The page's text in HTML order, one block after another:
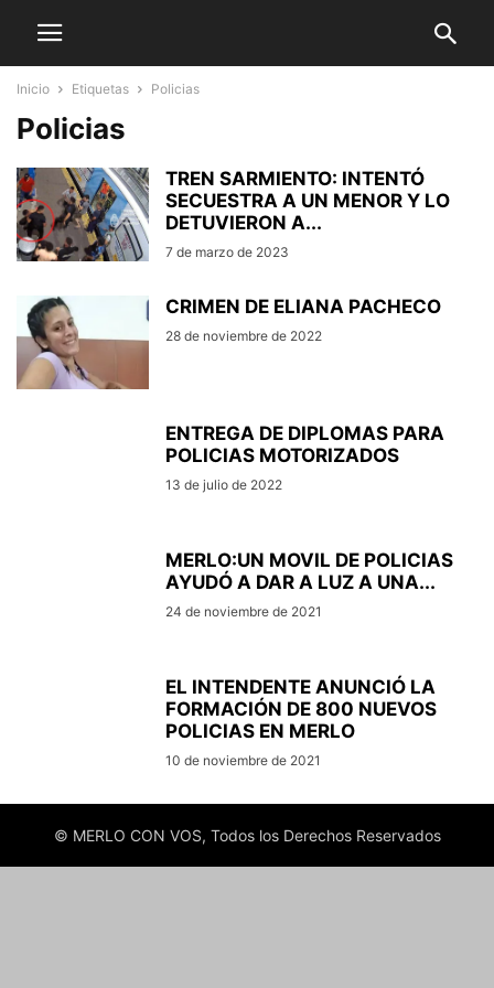
Inicio Etiquetas Policias
Policias
TREN SARMIENTO: INTENTÓ
SECUESTRA A UN MENOR Y LO
DETUVIERON A...
7 de marzo de 2023
CRIMEN DE ELIANA PACHECO
28 de noviembre de 2022
ENTREGA DE DIPLOMAS PARA
POLICIAS MOTORIZADOS
13 de julio de 2022
MERLO:UN MOVIL DE POLICIAS
AYUDÓ A DAR A LUZ A UNA...
24 de noviembre de 2021
EL INTENDENTE ANUNCIÓ LA
FORMACIÓN DE 800 NUEVOS
POLICIAS EN MERLO
10 de noviembre de 2021
© MERLO CON VOS, Todos los Derechos Reservados